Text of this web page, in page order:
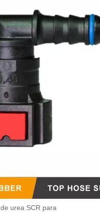
urea SCR para